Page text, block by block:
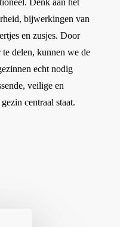
Denk aan het
bijwerkingen van
en zusjes. Door
delen, kunnen we de
echt nodig
veilige en
centraal staat.